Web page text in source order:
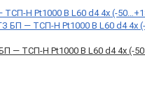
— ТСП-Н Pt1000 B L60 d4 4x (-